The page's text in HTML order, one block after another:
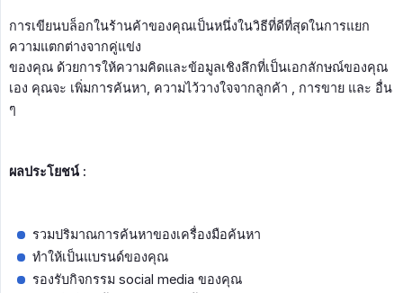
การเขียนบล็อกในร้านค้าของคุณเป็นหนึ่งในวิธีที่ดีที่สุดในการแยก
ความแตกต่างจากคู่แข่ง
ของคุณ ด้วยการให้ความคิดและข้อมูลเชิงลึกที่เป็นเอกลักษณ์ของคุณ
เอง คุณจะ เพิ่มการค้นหา, ความไว้วางใจจากลูกค้า , การขาย และ อื่น
ๆ
ผลประโยชน์ :
รวมปริมาณการค้นหาของเครื่องมือค้นหา
ทำให้เป็นแบรนด์ของคุณ
รองรับกิจกรรม social media ของคุณ